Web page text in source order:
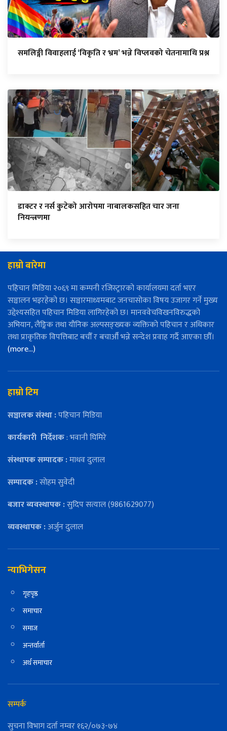
समलिङ्गी विवाहलाई ‘विकृति र भ्रम’ भन्ने विप्लवको चेतनामाथि प्रश्न
डाक्टर र नर्स कुटेको आरोपमा नाबालकसहित चार जना
नियन्त्रणमा
हाम्रो बारेमा
पहिचान मिडिया २०६९ मा कम्पनी रजिस्ट्रारको कार्यालयमा दर्ता भएर
सञ्चालन भइरहेको छ। सञ्चारमाध्यमबाट जनचासोका विषय उजागर गर्ने मुख्य
उद्देश्यसहित पहिचान मिडिया लागिरहेको छ। मानववेचविखनविरुद्धको
अभियान, लैङ्गिक तथा यौनिक अल्पसङ्ख्यक व्यक्तिको पहिचान र अधिकार
तथा प्राकृतिक विपत्तिबाट बचौँ र बचाऔँ भन्ने सन्देश प्रवाह गर्दै आएका छौँ।
(more…)
हाम्रो टिम
सञ्चालक संस्था :पहिचान मिडिया
कार्यकारी निर्देशक: भवानी घिमिरे
संस्थापक सम्पादक :माधव दुलाल
सम्पादक :सोहम सुवेदी
बजार ब्यवस्थापक :सुदिप सत्याल (9861629077)
व्यवस्थापक :अर्जुन दुलाल
न्याभिगेसन
गृहपृष्ठ
समाचार
समाज
अन्तर्वार्ता
अर्थ समाचार
सम्पर्क
सुचना विभाग दर्ता नम्वर १६२/०७३-७४